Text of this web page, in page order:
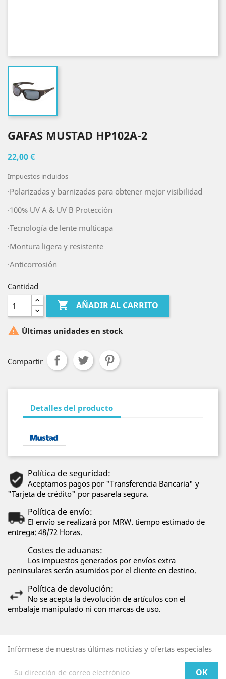
GAFAS MUSTAD HP102A-2
22,00 €
Impuestos incluidos
·Polarizadas y barnizadas para obtener mejor visibilidad
·100% UV A & UV B Protección
·Tecnología de lente multicapa
·Montura ligera y resistente
·Anticorrosión
Cantidad
 AÑADIR AL CARRITO
 Últimas unidades en stock
Compartir
Detalles del producto
Política de seguridad:
Aceptamos pagos por "Transferencia Bancaria" y
"Tarjeta de crédito" por pasarela segura.
Política de envío:
El envío se realizará por MRW. tiempo estimado de
entrega: 48/72 Horas.
Costes de aduanas:
Los impuestos generados por envíos extra
peninsulares serán asumidos por el cliente en destino.
Política de devolución:
No se acepta la devolución de artículos con el
embalaje manipulado ni con marcas de uso.
Infórmese de nuestras últimas noticias y ofertas especiales